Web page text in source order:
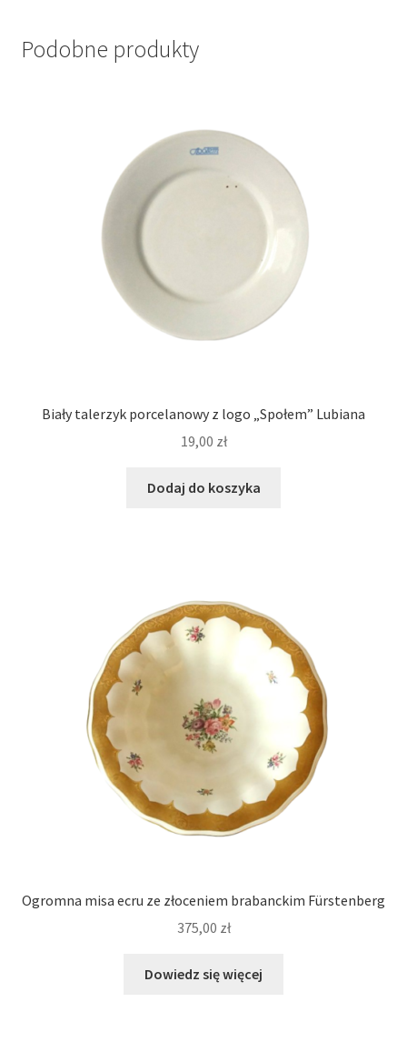
Podobne produkty
Biały talerzyk porcelanowy z logo „Społem” Lubiana
19,00 zł
Dodaj do koszyka
Ogromna misa ecru ze złoceniem brabanckim Fürstenberg
375,00 zł
Dowiedz się więcej